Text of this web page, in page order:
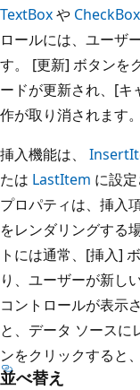
TextBoxや CheckBox
ロールには、ユーザ
す。 [更新] ボタンを
ードが更新され、[キ
作が取り消されます。
挿入機能は、
たは LastItem に設
プロパティは、挿入
をレンダリングする
トには通常、[挿入]
り、ユーザーが新し
コントロールが表示
と、データ ソースに
ンをクリックすると
並べ替え